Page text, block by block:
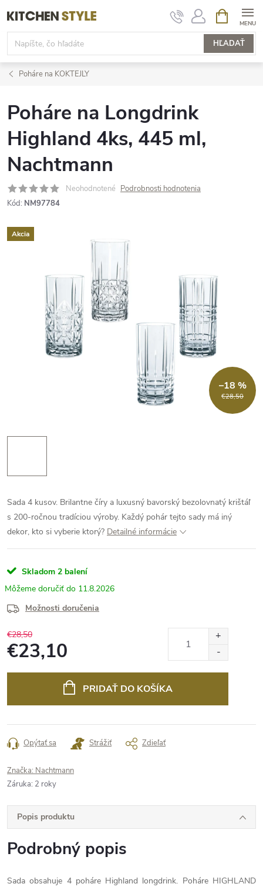
na
obsah
HĽADAŤ
KOŠÍK
Poháre na KOKTEJLY
Poháre na Longdrink
Highland 4ks, 445 ml,
Nachtmann
Neohodnotené Podrobnosti hodnotenia
Kód: NM97784
Akcia
€28,50
–18 %
Sada 4 kusov. Brilantne číry a luxusný bavorský bezolovnatý krištáľ
s 200-ročnou tradíciou výroby. Každý pohár tejto sady má iný
dekor, kto si vyberie ktorý? Detailné informácie
Skladom 2 balení
11.8.2026
Možnosti doručenia
€28,50
€23,10
PRIDAŤ DO KOŠÍKA
Opýtať sa Strážiť Zdieľať
Značka: Nachtmann
Záruka: 2 roky
Popis produktu
Podrobný popis
Sada obsahuje 4 poháre Highland longdrink. Poháre HIGHLAND